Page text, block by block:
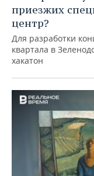
приезжих
центр?
Для разработки
квартала в
хакатон